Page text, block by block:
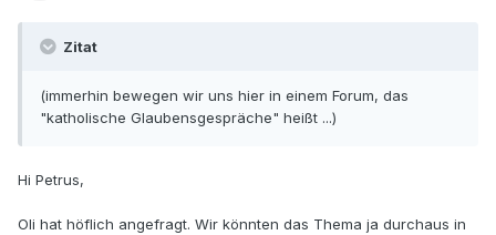
Zitat
(immerhin bewegen wir uns hier in einem Forum, das
"katholische Glaubensgespräche" heißt ...)
Hi Petrus,
Oli hat höflich angefragt. Wir könnten das Thema ja durchaus in